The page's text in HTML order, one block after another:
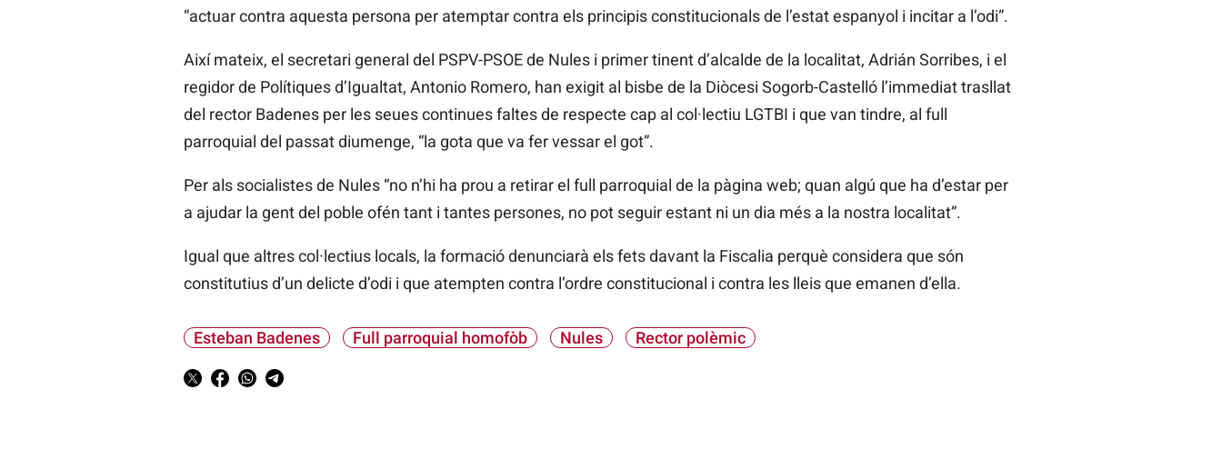
“actuar contra aquesta persona per atemptar contra els principis constitucionals de l’estat espanyol i incitar a l’odi”.
Així mateix, el secretari general del PSPV-PSOE de Nules i primer tinent d’alcalde de la localitat, Adrián Sorribes, i el
regidor de Polítiques d’Igualtat, Antonio Romero, han exigit al bisbe de la Diòcesi Sogorb-Castelló l’immediat trasllat
del rector Badenes per les seues continues faltes de respecte cap al col·lectiu LGTBI i que van tindre, al full
parroquial del passat diumenge, “la gota que va fer vessar el got”.
Per als socialistes de Nules “no n’hi ha prou a retirar el full parroquial de la pàgina web; quan algú que ha d’estar per
a ajudar la gent del poble ofén tant i tantes persones, no pot seguir estant ni un dia més a la nostra localitat”.
Igual que altres col·lectius locals, la formació denunciarà els fets davant la Fiscalia perquè considera que són
constitutius d’un delicte d’odi i que atempten contra l’ordre constitucional i contra les lleis que emanen d’ella.
Esteban Badenes Full parroquial homofòb Nules Rector polèmic